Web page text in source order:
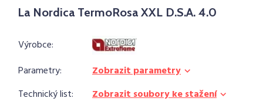
La Nordica TermoRosa XXL D.S.A. 4.0
Výrobce:
Parametry:
Zobrazit parametry
Technický list:
Zobrazit soubory ke stažení